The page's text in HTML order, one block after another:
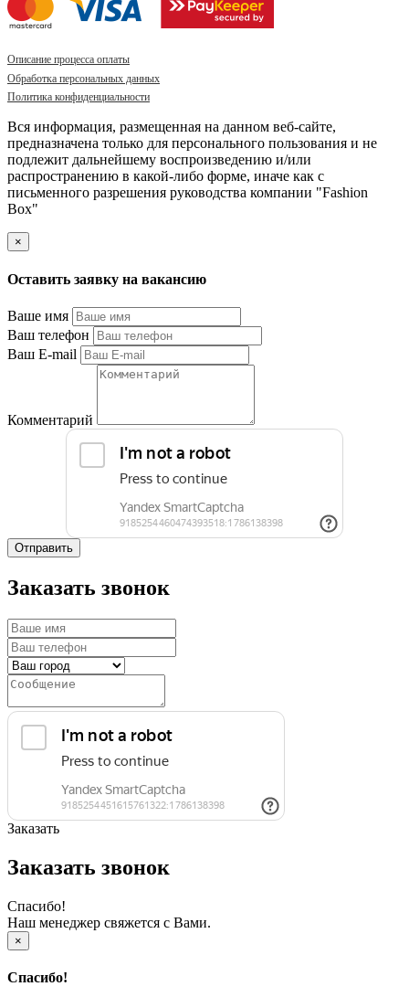
Описание процесса оплаты
Обработка персональных данных
Политика конфиденциальности
Вся информация, размещенная на данном веб-сайте,
предназначена только для персонального пользования и не
подлежит дальнейшему воспроизведению и/или
распространению в какой-либо форме, иначе как с
письменного разрешения руководства компании "Fashion
Box"
×
Оставить заявку на вакансию
Ваше имя
Ваш телефон
Ваш E-mail
Комментарий
Отправить
Заказать звонок
Заказать
Заказать звонок
Спасибо!
Наш менеджер свяжется с Вами.
×
Спасибо!